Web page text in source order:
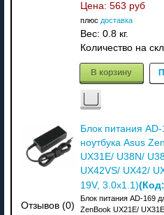
Цена: 563 руб
плюс доставка
Вес: 0.8 кг.
Количество на
В корзину
Отзывов (0)
Блок питания
ноутбука Asus
UX31E/ U38N/
UX42VS/ UX42/
19V, 3.0х1.1)(Код:
Блок питания AD-169
ZenBook UX21E/